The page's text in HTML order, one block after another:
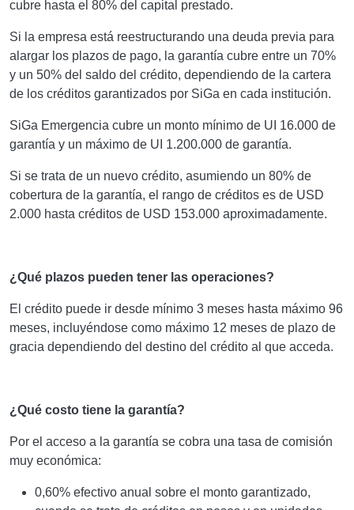
cubre hasta el 80% del capital prestado.
Si la empresa está reestructurando una deuda previa para
alargar los plazos de pago, la garantía cubre entre un 70%
y un 50% del saldo del crédito, dependiendo de la cartera
de los créditos garantizados por SiGa en cada institución.
SiGa Emergencia cubre un monto mínimo de UI 16.000 de
garantía y un máximo de UI 1.200.000 de garantía.
Si se trata de un nuevo crédito, asumiendo un 80% de
cobertura de la garantía, el rango de créditos es de USD
2.000 hasta créditos de USD 153.000 aproximadamente.
¿Qué plazos pueden tener las operaciones?
El crédito puede ir desde mínimo 3 meses hasta máximo 96
meses, incluyéndose como máximo 12 meses de plazo de
gracia dependiendo del destino del crédito al que acceda.
¿Qué costo tiene la garantía?
Por el acceso a la garantía se cobra una tasa de comisión
muy económica:
0,60% efectivo anual sobre el monto garantizado,